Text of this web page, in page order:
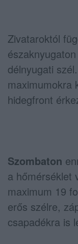
Zivataroktól
délnyugati
maximumokra
hidegfront
Szombaton
a hőmérséklet
maximum 19
erős szélre,
csapadékra is